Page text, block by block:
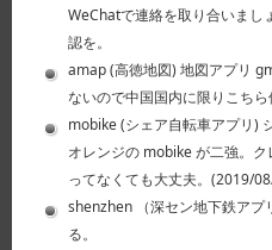
WeChatで連絡を取り合いまし
認を。
amap (高徳地図) 地図アプリ
ないので中国国内に限りこちら
mobike (シェア自転車アプリ)
オレンジの mobike が二強。
ってなくても大丈夫。(2019/
shenzhen （深セン地下鉄アプ
る。